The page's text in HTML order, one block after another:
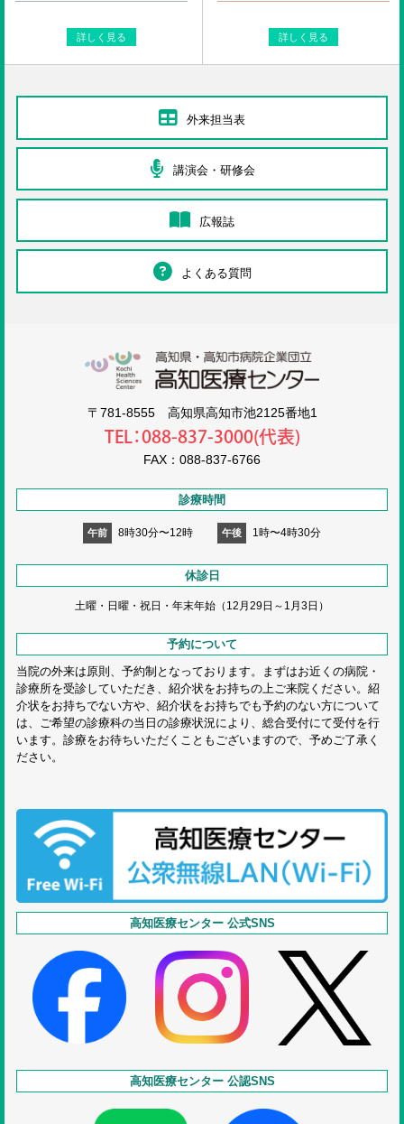
詳しく見る 詳しく見る
外来担当表
講演会・研修会
広報誌
よくある質問
〒781-8555 高知県高知市池2125番地1
TEL：088-837-3000(代表)
FAX：088-837-6766
診療時間
午前 8時30分〜12時 午後 1時〜4時30分
休診日
土曜・日曜・祝日・ 年末年始（12月29日～1月3日）
予約について
当院の外来は原則、予約制となっております。まずはお近くの病院・
診療所を受診していただき、紹介状をお持ちの上ご来院ください。紹
介状をお持ちでない方や、紹介状をお持ちでも予約のない方について
は、ご希望の診療科の当日の診療状況により、総合受付にて受付を行
います。診療をお待ちいただくこともございますので、予めご了承く
ださい。
高知医療センター 公式SNS
高知医療センター 公認SNS